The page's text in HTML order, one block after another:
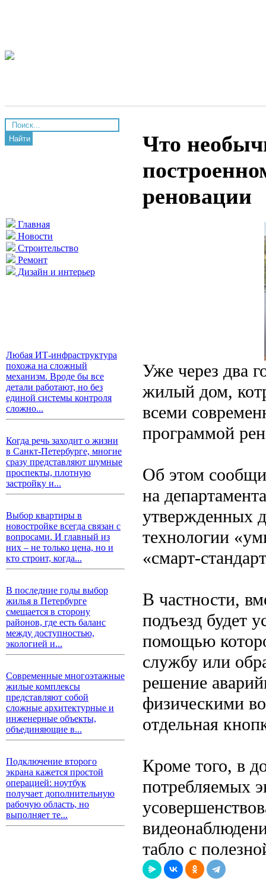
Найти
Главная
Новости
Строительство
Ремонт
Дизайн и интерьер
Любая ИТ-инфраструктура
похожа на сложный
механизм. Вроде бы все
детали работают, но без
единой системы контроля
сложно...
Когда речь заходит о жизни
в Санкт-Петербурге, многие
сразу представляют шумные
проспекты, плотную
застройку и...
Выбор квартиры в
новостройке всегда связан с
вопросами. И главный из
них – не только цена, но и
кто строит, когда...
В последние годы выбор
жилья в Петербурге
смещается в сторону
районов, где есть баланс
между доступностью,
экологией и...
Современные многоэтажные
жилые комплексы
представляют собой
сложные архитектурные и
инженерные объекты,
объединяющие в...
Подключение второго
экрана кажется простой
операцией: ноутбук
получает дополнительную
рабочую область, но
выполняет те...
Что
реновации
Уже через два
жилый дом,
всеми
программой
Об этом
на
утвержденных
технологии
«смарт-
В частности,
подъезд будет
помощью
службу или
решение
физическими
отдельная
Кроме того, в
потребляемых
табло с